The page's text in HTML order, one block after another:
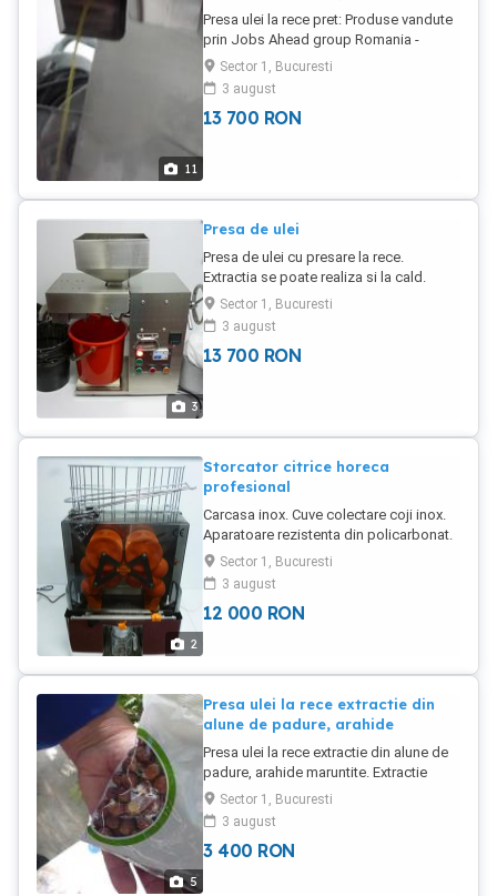
11
Presa ulei la rece pret: Produse vandute
prin Jobs Ahead group Romania -
Bucuresti Tel: Persoana contact: Adrian
Militaru
Sector 1, Bucuresti
3 august
13 700 RON
3
Presa de ulei
Presa de ulei cu presare la rece.
Extractia se poate realiza si la cald.
Curent: 220V - putere instalata 2Kw.
Capacitate in functie de semintele
presate si de continutul de ulei din
acestea. Produs vandut de Jobs ahead
Sector 1, Bucuresti
3 august
13 700 RON
2
Storcator citrice horeca
profesional
Carcasa inox. Cuve colectare coji inox.
Aparatoare rezistenta din policarbonat.
Storcator horeca. Destinatie comerciala.
Storcator profesional portocale.
Storcator citrice. Capacitate 20-25
portocale/ minut. Consum redus de
vandute de Jobs Ahead Group.
Sector 1, Bucuresti
3 august
12 000 RON
5
Presa ulei la rece extractie din
alune de padure, arahide
Presa ulei la rece extractie din alune de
padure, arahide maruntite. Extractie
facila.Sector 1, Bucuresti
3 august
3 400 RON